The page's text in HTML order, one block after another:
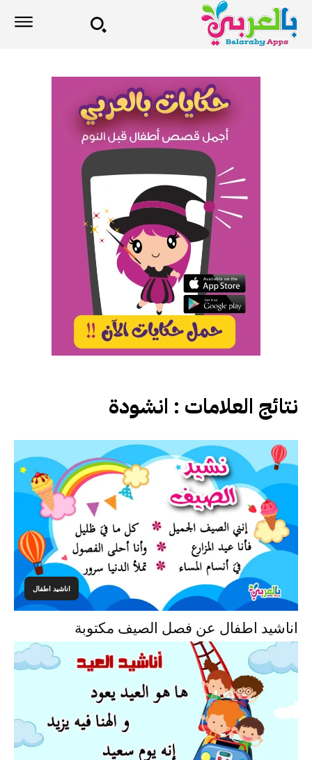
نتائج العلامات : انشودة
اناشيد اطفال
اناشيد اطفال عن فصل الصيف مكتوبة